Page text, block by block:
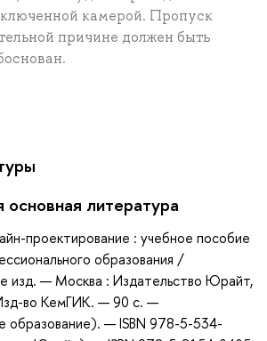
камерой. Пропуск
причине должен быть
литература
проектирование : учебное пособие
образования /
изд. — Москва : Издательство Юрайт,
во КемГИК. — 90 с. —
образование). — ISBN 978-5-534-